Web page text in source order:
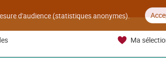
d'audience (statistiques anonymes).
Ma